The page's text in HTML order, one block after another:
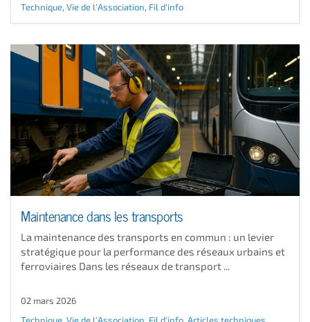
Technique, Vie de l'Association, Fil d'info
Maintenance dans les transports
La maintenance des transports en commun : un levier
stratégique pour la performance des réseaux urbains et
ferroviaires Dans les réseaux de transport ...
02 mars 2026